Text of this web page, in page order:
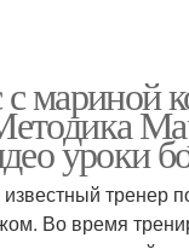
мариной
уроки
тренер
Во время